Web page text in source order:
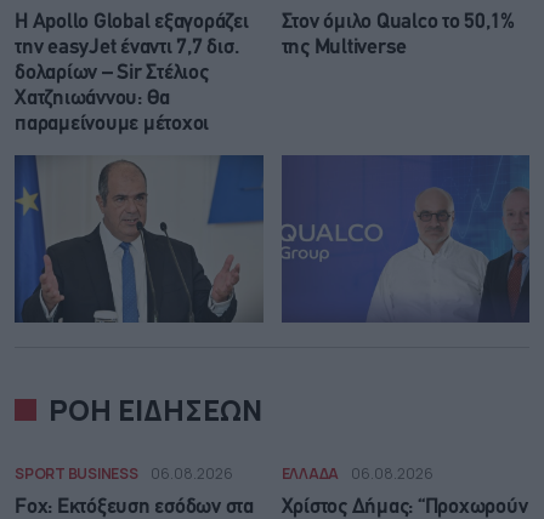
Η Apollo Global εξαγοράζει
την easyJet έναντι 7,7 δισ.
δολαρίων – Sir Στέλιος
Χατζηιωάννου: Θα
παραμείνουμε μέτοχοι
Στον όμιλο Qualco το 50,1%
της Multiverse
ΡΟΗ ΕΙΔΗΣΕΩΝ
SPORT BUSINESS 06.08.2026
Fox: Εκτόξευση εσόδων στα
ΕΛΛΑΔΑ 06.08.2026
Χρίστος Δήμας: “Προχωρούν